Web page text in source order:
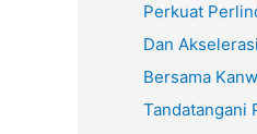
Perkuat
Dan
Bersama
Tandatangani